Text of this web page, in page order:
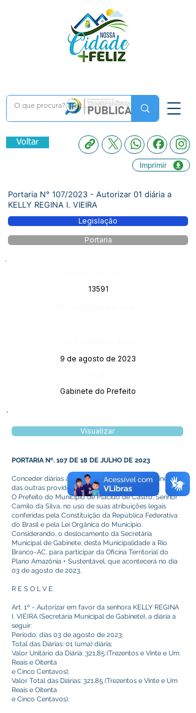
Voltar
Imprimir
Portaria N° 107/2023 - Autorizar 01 diária a
KELLY REGINA I. VIEIRA
Legislação
Portaria
13591
9 de agosto de 2023
Gabinete do Prefeito
Visualizar
PORTARIA Nº. 107 DE 18 DE JULHO DE 2023
Conceder diárias a Secretária Municipal de Gabinete e
das outras providências.
O Prefeito do Município de Plácido de Castro, Senhor
Camilo da Silva, no uso de suas atribuições legais
conferidas pela Constituição da República Federativa
do Brasil e pela Lei Orgânica do Município.
Considerando, o deslocamento da Secretária
Municipal de Gabinete, desta Municipalidade a Rio
Branco-AC, para participar da Oficina Territorial do
Plano Amazônia + Sustentável, que acontecerá no dia
03 de agosto de 2023.
R E S O L V E:
Art. 1º - Autorizar em favor da senhora KELLY REGINA
I. VIEIRA (Secretária Municipal de Gabinete), a diária a
seguir:
Período: dias 03 de agosto de 2023;
Total das Diárias: 01 (uma) diária;
Valor Unitário da Diária: 321,85 (Trezentos e Vinte e Um
Reais e Oitenta
e Cinco Centavos);
Valor Total das Diárias: 321,85 (Trezentos e Vinte e Um
Reais e Oitenta
e Cinco Centavos);